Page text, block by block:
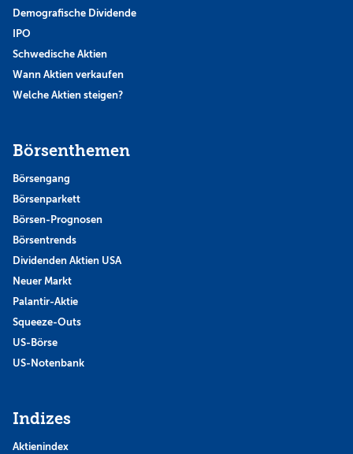
Demografische Dividende
IPO
Schwedische Aktien
Wann Aktien verkaufen
Welche Aktien steigen?
Börsenthemen
Börsengang
Börsenparkett
Börsen-Prognosen
Börsentrends
Dividenden Aktien USA
Neuer Markt
Palantir-Aktie
Squeeze-Outs
US-Börse
US-Notenbank
Indizes
Aktienindex